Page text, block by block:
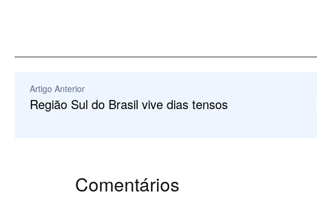
Artigo Anterior
Região Sul do Brasil vive dias tensos
Comentários